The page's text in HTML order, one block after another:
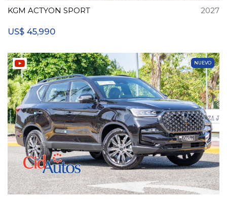
KGM ACTYON SPORT 2027
US$ 45,990
NUEVO